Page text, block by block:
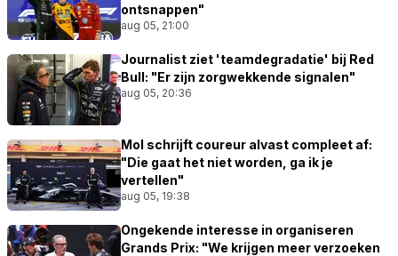
ontsnappen"
aug 05, 21:00
Journalist ziet 'teamdegradatie' bij Red
Bull: "Er zijn zorgwekkende signalen"
aug 05, 20:36
Mol schrijft coureur alvast compleet af:
"Die gaat het niet worden, ga ik je
vertellen"
aug 05, 19:38
Ongekende interesse in organiseren
Grands Prix: "We krijgen meer verzoeken